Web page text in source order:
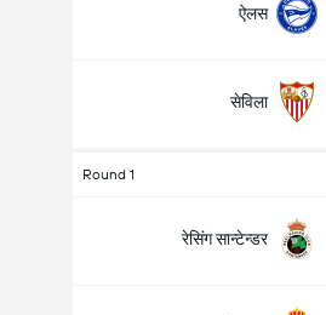
ऐलस
सेविला
Round 1
रेसिंग सान्टेन्डर